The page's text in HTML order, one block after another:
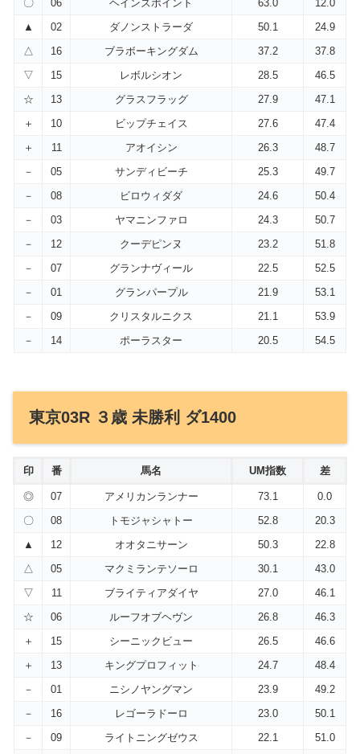
〇
06 ヘインズポイント 63.0
12.0
▲
02 ダノンストラーダ 50.1
24.9
△
16 ブラボーキングダム 37.2
37.8
▽
15 レボルシオン 28.5
46.5
☆
13 グラスフラッグ 27.9
47.1
＋
10 ビップチェイス 27.6
47.4
＋
11 アオイシン 26.3
48.7
－
05 サンディビーチ 25.3
49.7
－
08 ビロウィダダ 24.6
50.4
－
03 ヤマニンファロ 24.3
50.7
－
12 クーデピンヌ 23.2
51.8
－
07 グランナヴィール 22.5
52.5
－
01 グランパープル 21.9
53.1
－
09 クリスタルニクス 21.1
53.9
－
14 ポーラスター 20.5 54.5
東京03R ３歳 未勝利 ダ1400
印 番 馬名 UM指数 差
◎ 07 アメリカンランナー 73.1
0.0
〇
08 トモジャシャトー 52.8
20.3
▲
12 オオタニサーン 50.3
22.8
△
05 マクミランテソーロ 30.1
43.0
▽
11 ブライティアダイヤ 27.0
46.1
☆
06 ルーフオブヘヴン 26.8
46.3
＋
15 シーニックビュー 26.5
46.6
＋
13 キングプロフィット 24.7
48.4
－
01 ニシノヤングマン 23.9
49.2
－
16 レゴーラドーロ 23.0
50.1
－
09 ライトニングゼウス 22.1 51.0